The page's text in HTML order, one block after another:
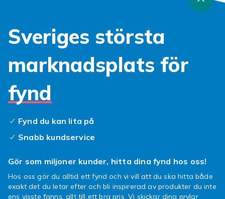
Sveriges största
marknadsplats för
fynd
Fynd du kan lita på
Snabb kundservice
Gör som miljoner kunder, hitta dina fynd hos oss!
Hos oss gör du alltid ett fynd och vi vill att du ska hitta både
exakt det du letar efter och bli inspirerad av produkter du inte
ens visste fanns, allt till ett bra pris. Vi skickar dina prylar